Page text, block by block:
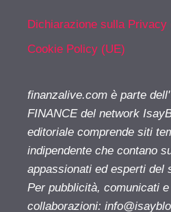
Dichiarazione sulla Privacy
Cookie Policy (UE)
finanzalive.com è parte
FINANCE del network
editoriale comprende siti
indipendente che contano
appassionati ed esperti del
Per pubblicità, comunicati e
collaborazioni: